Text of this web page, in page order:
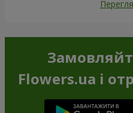
Flowers.ua і